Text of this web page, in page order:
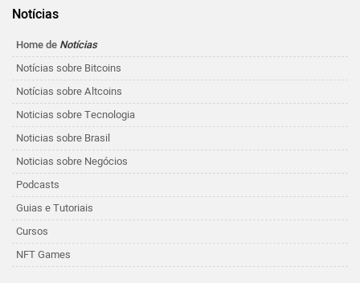
Notícias
Home de Notícias
Notícias sobre Bitcoins
Notícias sobre Altcoins
Noticias sobre Tecnologia
Noticias sobre Brasil
Noticias sobre Negócios
Podcasts
Guias e Tutoriais
Cursos
NFT Games